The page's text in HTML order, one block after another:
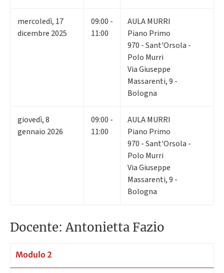
mercoledì, 17
dicembre 2025
09:00 -
11:00
AULA MURRI
Piano Primo
970 - Sant'Orsola -
Polo Murri
Via Giuseppe
Massarenti, 9 -
Bologna
giovedì,8
gennaio 2026
09:00 -
11:00
AULA MURRI
Piano Primo
970 - Sant'Orsola -
Polo Murri
Via Giuseppe
Massarenti, 9 -
Bologna
Docente: Antonietta Fazio
Modulo 2